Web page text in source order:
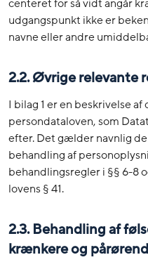
centeret for så vidt angår
udgangspunkt ikke er
navne eller andre
2.2. Øvrige relevante
I bilag 1 er en beskrivelse
persondataloven, som
efter. Det gælder navnlig
behandling af
behandlingsregler i §§ 6-8
lovens § 41.
2.3. Behandling af
krænkere og